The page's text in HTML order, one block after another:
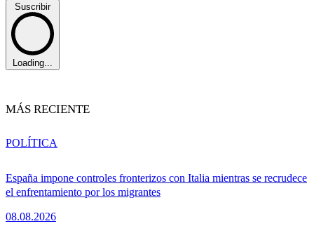
Suscribir
Loading...
MÁS RECIENTE
España impone controles fronterizos con Italia mientras se recrudece
el enfrentamiento por los migrantes
08.08.2026
POLÍTICA